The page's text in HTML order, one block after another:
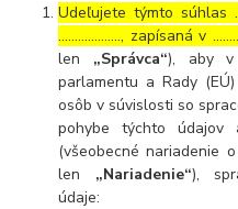
Udeľujete týmto súhlas
………………., zapísaná v
len „Správca“), aby v
parlamentu a Rady
osôb v súvislosti so
pohybe týchto údajov
(všeobecné nariadenie
len „Nariadenie“),
údaje: